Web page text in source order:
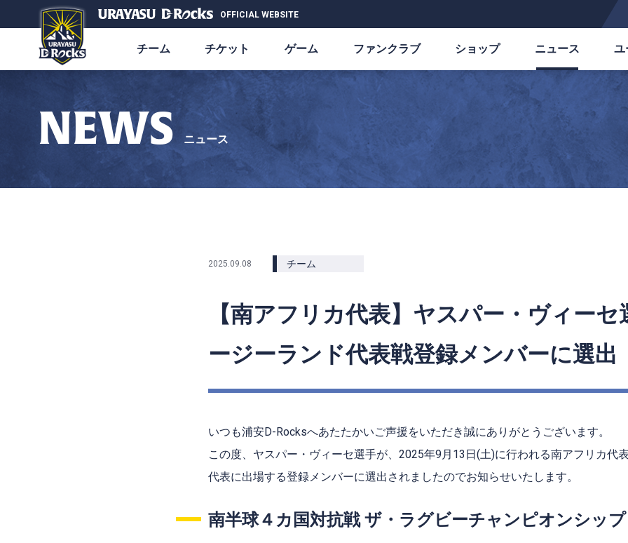
OFFICIAL WEBSITE
チーム チケット ゲーム ファンクラブ ショップ ニュース ユ
NEWS ニュース
2025.09.08 チーム
【南アフリカ代表】ヤスパー・ヴィーセ
ージーランド代表戦登録メンバーに選出
いつも浦安D-Rocksへあたたかいご声援をいただき誠にありがとうございます。
この度、ヤスパー・ヴィーセ選手が、2025年9月13日(土)に行われる南アフリカ代
代表に出場する登録メンバーに選出されましたのでお知らせいたします。
南半球４カ国対抗戦 ザ・ラグビーチャンピオンシップ